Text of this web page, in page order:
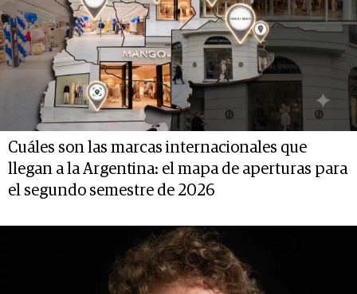
Cuáles son las marcas internacionales que
llegan a la Argentina: el mapa de aperturas para
el segundo semestre de 2026